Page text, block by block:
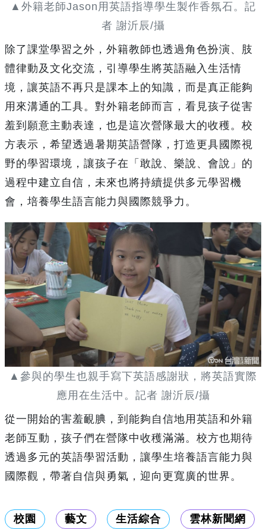
▲外籍老師Jason用英語指導學生製作香氛石。記
者 謝沂辰/攝
除了課堂學習之外，外籍教師也透過角色扮演、肢
體律動及文化交流，引導學生將英語融入生活情
境，讓英語不再只是課本上的知識，而是真正能夠
用來溝通的工具。對外籍老師而言，看見孩子從害
羞到願意主動表達，也是這次營隊最大的收穫。校
方表示，希望透過暑期英語營隊，打造更具國際視
野的學習環境，讓孩子在「敢說、樂說、會說」的
過程中建立自信，未來也將持續提供多元學習機
會，培養學生語言能力與國際競爭力。
▲參與的學生也親手寫下英語感謝狀，將英語實際
應用在生活中。記者 謝沂辰/攝
從一開始的害羞靦腆，到能夠自信地用英語和外籍
老師互動，孩子們在營隊中收穫滿滿。校方也期待
透過多元的英語學習活動，讓學生培養語言能力與
國際觀，帶著自信與勇氣，迎向更寬廣的世界。
校園 藝文 生活綜合 雲林新聞網